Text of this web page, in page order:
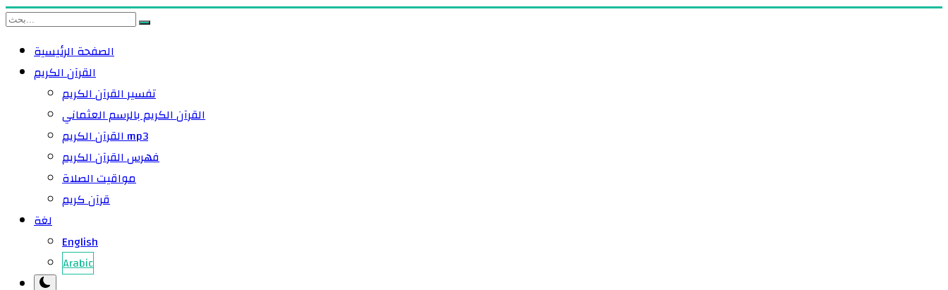
الصفحة الرئيسية
القرآن الكريم
تفسير القرآن الكريم
القرآن الكريم بالرسم العثماني
القرآن الكريم mp3
فهرس القرآن الكريم
مواقيت الصلاة
قرآن كريم
لغة
English
Arabic